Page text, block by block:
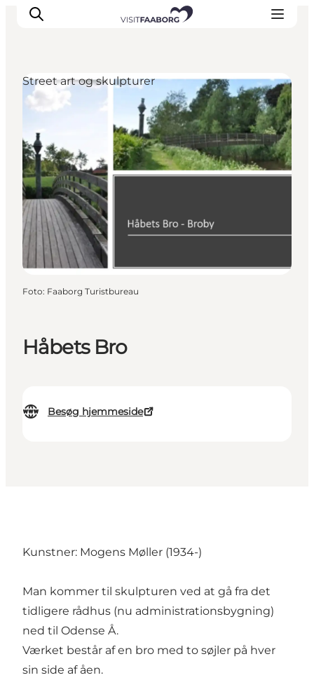
Spisesteder
Oplevelser
Øhop
Outdoor
Det sker
Håbets Bro
Besøg hjemmeside
Street art og skulpturer
Foto: Faaborg Turistbureau
Kunstner: Mogens Møller (1934-)
Man kommer til skulpturen ved at gå fra det
tidligere rådhus (nu administrationsbygning)
ned til Odense Å.
Værket består af en bro med to søjler på hver
sin side af åen.